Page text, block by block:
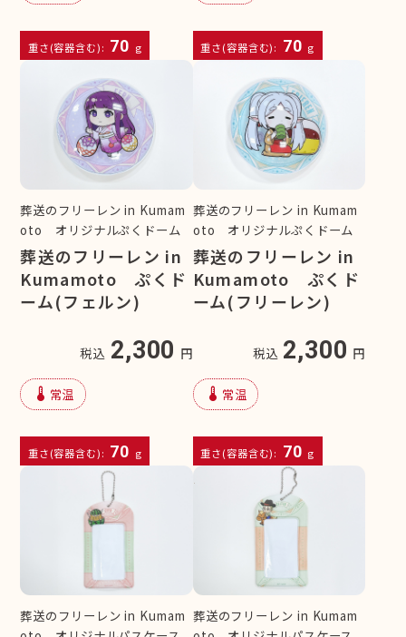
重さ(容器含む): 70 g 重さ(容器含む): 70 g
葬送のフリーレン in Kumam
oto オリジナルぷくドーム
葬送のフリーレン in
Kumamoto ぷくド
ーム(フェルン)
税込 2,300 円
device_thermostat 常温
重さ(容器含む): 70 g
葬送のフリーレン in Kumam
oto オリジナルぷくドーム
葬送のフリーレン in
Kumamoto ぷくド
ーム(フリーレン)
税込 2,300 円
device_thermostat 常温
重さ(容器含む): 70 g
葬送のフリーレン in Kumam 葬送のフリーレン in Kumam